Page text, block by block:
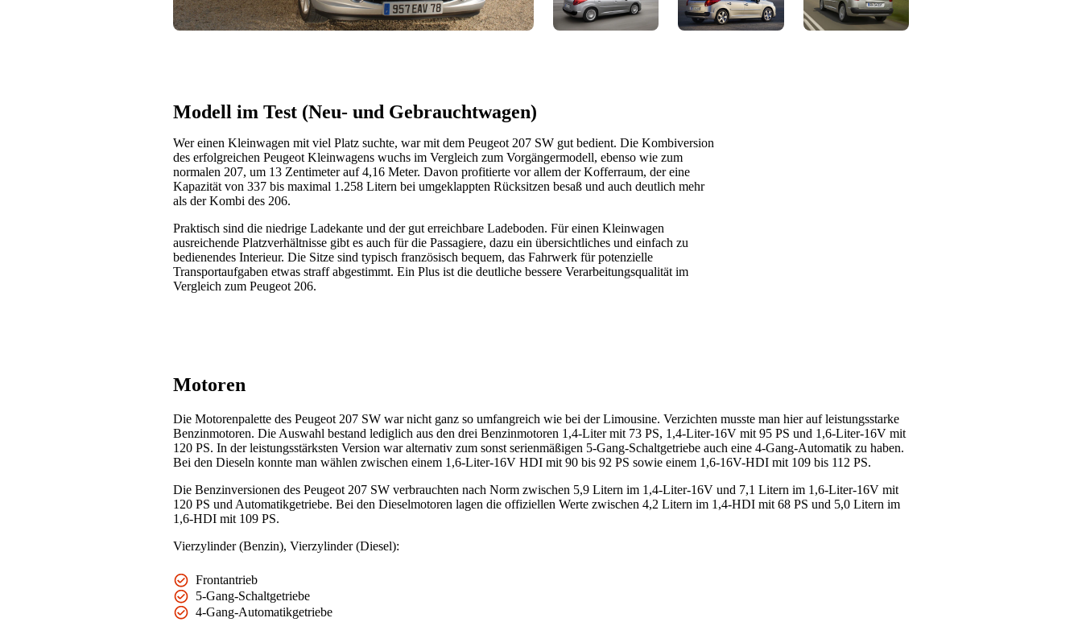
Modell im Test (Neu- und Gebrauchtwagen)
Wer einen Kleinwagen mit viel Platz suchte, war mit dem Peugeot 207 SW gut bedient. Die Kombiversion
des erfolgreichen Peugeot Kleinwagens wuchs im Vergleich zum Vorgängermodell, ebenso wie zum
normalen 207, um 13 Zentimeter auf 4,16 Meter. Davon profitierte vor allem der Kofferraum, der eine
Kapazität von 337 bis maximal 1.258 Litern bei umgeklappten Rücksitzen besaß und auch deutlich mehr
als der Kombi des 206.
Praktisch sind die niedrige Ladekante und der gut erreichbare Ladeboden. Für einen Kleinwagen
ausreichende Platzverhältnisse gibt es auch für die Passagiere, dazu ein übersichtliches und einfach zu
bedienendes Interieur. Die Sitze sind typisch französisch bequem, das Fahrwerk für potenzielle
Transportaufgaben etwas straff abgestimmt. Ein Plus ist die deutliche bessere Verarbeitungsqualität im
Vergleich zum Peugeot 206.
Motoren
Die Motorenpalette des Peugeot 207 SW war nicht ganz so umfangreich wie bei der Limousine. Verzichten musste man hier auf leistungsstarke
Benzinmotoren. Die Auswahl bestand lediglich aus den drei Benzinmotoren 1,4-Liter mit 73 PS, 1,4-Liter-16V mit 95 PS und 1,6-Liter-16V mit
120 PS. In der leistungsstärksten Version war alternativ zum sonst serienmäßigen 5-Gang-Schaltgetriebe auch eine 4-Gang-Automatik zu haben.
Bei den Dieseln konnte man wählen zwischen einem 1,6-Liter-16V HDI mit 90 bis 92 PS sowie einem 1,6-16V-HDI mit 109 bis 112 PS.
Die Benzinversionen des Peugeot 207 SW verbrauchten nach Norm zwischen 5,9 Litern im 1,4-Liter-16V und 7,1 Litern im 1,6-Liter-16V mit
120 PS und Automatikgetriebe. Bei den Dieselmotoren lagen die offiziellen Werte zwischen 4,2 Litern im 1,4-HDI mit 68 PS und 5,0 Litern im
1,6-HDI mit 109 PS.
Vierzylinder (Benzin), Vierzylinder (Diesel):
Frontantrieb
5-Gang-Schaltgetriebe
4-Gang-Automatikgetriebe